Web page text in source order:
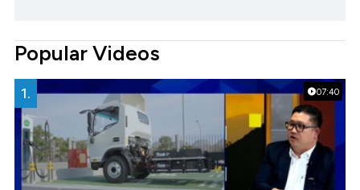
Popular Videos
07:40
1.